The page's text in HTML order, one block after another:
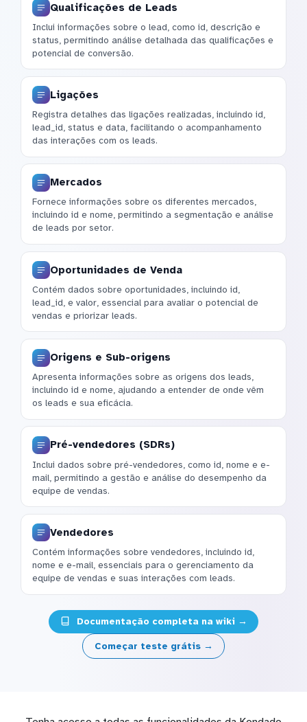
Qualificações de Leads
Inclui informações sobre o lead, como id, descrição e
status, permitindo análise detalhada das qualificações e
potencial de conversão.
Ligações
Registra detalhes das ligações realizadas, incluindo id,
lead_id, status e data, facilitando o acompanhamento
das interações com os leads.
Mercados
Fornece informações sobre os diferentes mercados,
incluindo id e nome, permitindo a segmentação e análise
de leads por setor.
Oportunidades de Venda
Contém dados sobre oportunidades, incluindo id,
lead_id, e valor, essencial para avaliar o potencial de
vendas e priorizar leads.
Origens e Sub-origens
Apresenta informações sobre as origens dos leads,
incluindo id e nome, ajudando a entender de onde vêm
os leads e sua eficácia.
Pré-vendedores (SDRs)
Inclui dados sobre pré-vendedores, como id, nome e e-
mail, permitindo a gestão e análise do desempenho da
equipe de vendas.
Vendedores
Contém informações sobre vendedores, incluindo id,
nome e e-mail, essenciais para o gerenciamento da
equipe de vendas e suas interações com leads.
Documentação completa na wiki →
Começar teste grátis →